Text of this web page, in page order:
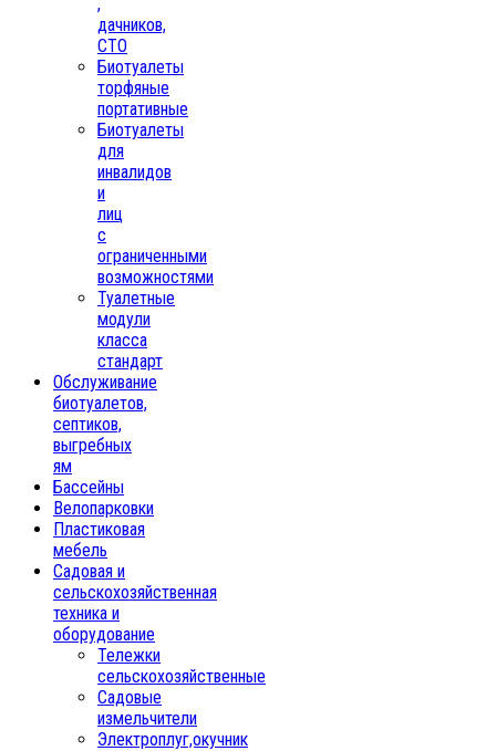
дачников,
СТО
Биотуалеты
торфяные
портативные
Биотуалеты
для
инвалидов
и
лиц
с
ограниченными
возможностями
Туалетные
модули
класса
стандарт
Обслуживание
биотуалетов,
септиков,
выгребных
ям
Бассейны
Велопарковки
Пластиковая
мебель
Садовая и
сельскохозяйственная
техника и
оборудование
Тележки
сельскохозяйственные
Садовые
измельчители
Электроплуг,окучник